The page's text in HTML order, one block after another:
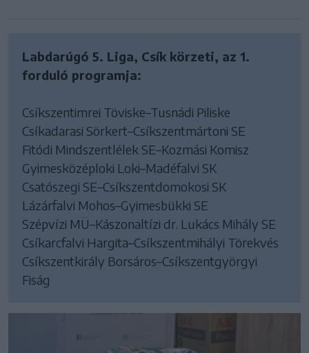
Labdarúgó 5. Liga, Csík körzeti, az 1.
forduló programja:
Csíkszentimrei Töviske–Tusnádi Piliske
Csíkadarasi Sörkert–Csíkszentmártoni SE
Fitódi Mindszentlélek SE–Kozmási Komisz
Gyimesközéploki Loki–Madéfalvi SK
Csatószegi SE–Csíkszentdomokosi SK
Lázárfalvi Mohos–Gyimesbükki SE
Szépvízi MÜ–Kászonaltízi dr. Lukács Mihály SE
Csíkarcfalvi Hargita–Csíkszentmihályi Törekvés
Csíkszentkirály Borsáros–Csíkszentgyörgyi
Fiság